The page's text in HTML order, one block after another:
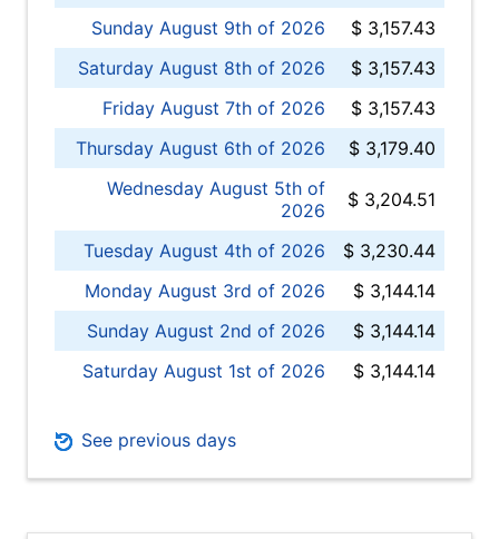
Sunday August 9th of 2026
$ 3,157.43
Saturday August 8th of 2026
$ 3,157.43
Friday August 7th of 2026
$ 3,157.43
Thursday August 6th of 2026
$ 3,179.40
Wednesday August 5th of
2026
$ 3,204.51
Tuesday August 4th of 2026
$ 3,230.44
Monday August 3rd of 2026
$ 3,144.14
Sunday August 2nd of 2026
$ 3,144.14
Saturday August 1st of 2026
$ 3,144.14
See previous days